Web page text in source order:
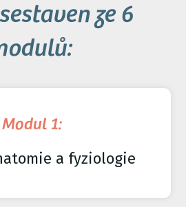
ze 6
Modul 1:
a fyziologie